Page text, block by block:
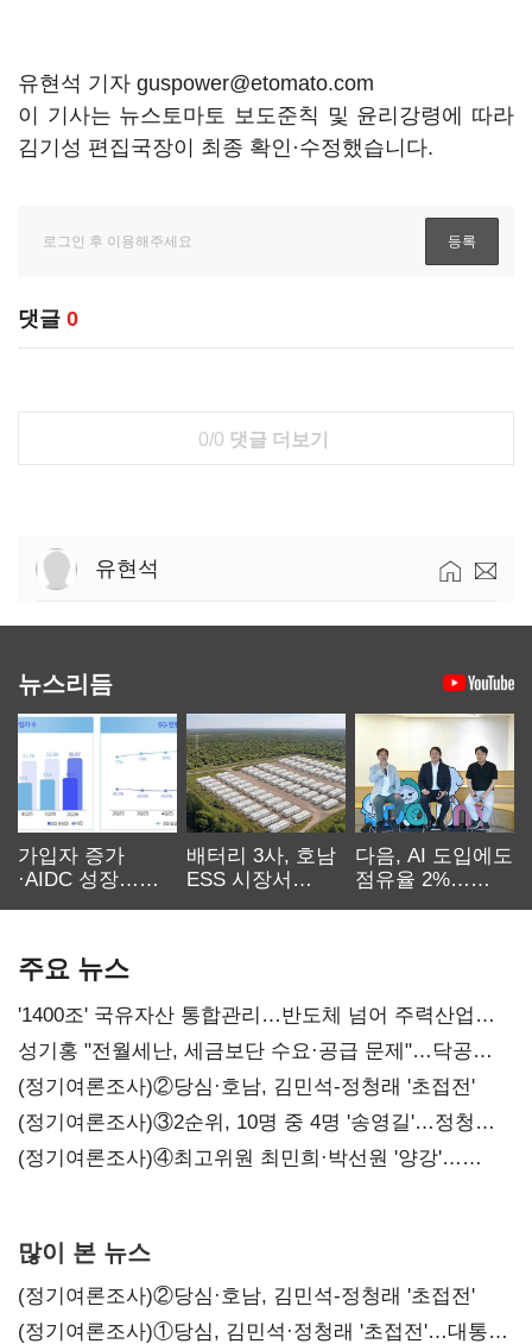
유현석 기자 guspower@etomato.com
이 기사는 뉴스토마토 보도준칙 및 윤리강령에 따라
김기성 편집국장이 최종 확인·수정했습니다.
댓글 0
0/0 댓글 더보기
유현석
뉴스리듬
가입자 증가
·AIDC 성장…
배터리 3사, 호남
ESS 시장서
다음, AI 도입에도
점유율 2%…
주요 뉴스
'1400조' 국유자산 통합관리…반도체 넘어 주력산업
구조혁신
성기홍 "전월세난, 세금보단 수요·공급 문제"…닥공
시사
(정기여론조사)②당심·호남, 김민석-정청래 '초접전'
(정기여론조사)③2순위, 10명 중 4명 '송영길'…정청래
'한 자릿수'
(정기여론조사)④최고위원 최민희·박선원 '양강'…
많이 본 뉴스
(정기여론조사)②당심·호남, 김민석-정청래 '초접전'
(정기여론조사)①당심, 김민석·정청래 '초접전'…대통령